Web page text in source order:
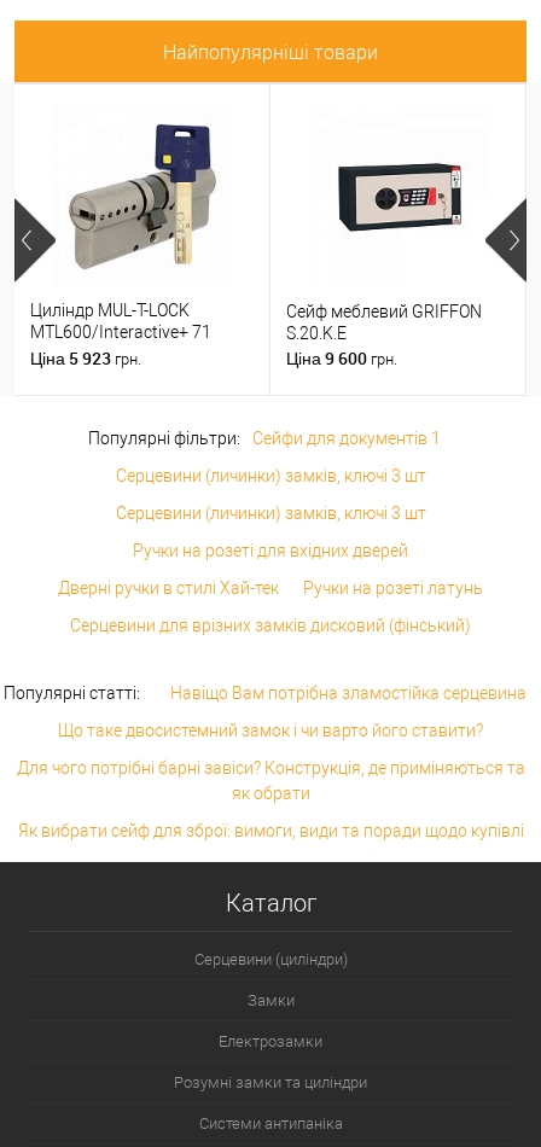
Найпопулярніші товари
Циліндр MUL-T-LOCK
MTL600/Interactive+ 71
(31*40) нікель сатин
Ціна 5 923 грн.
Сейф меблевий GRIFFON
S.20.K.E
Ціна 9 600 грн.
Популярні фільтри:
Сейфи для документів 1
Серцевини (личинки) замків, ключі 3 шт
Серцевини (личинки) замків, ключі 3 шт
Ручки на розеті для вхідних дверей
Дверні ручки в стилі Хай-тек
Ручки на розеті латунь
Серцевини для врізних замків дисковий (фінський)
Популярні статті:
Навіщо Вам потрібна зламостійка серцевина
Що таке двосистемний замок і чи варто його ставити?
Для чого потрібні барні завіси? Конструкція, де приміняються та
як обрати
Як вибрати сейф для зброї: вимоги, види та поради щодо купівлі
Каталог
Серцевини (циліндри)
Замки
Електрозамки
Розумні замки та циліндри
Системи антипаніка